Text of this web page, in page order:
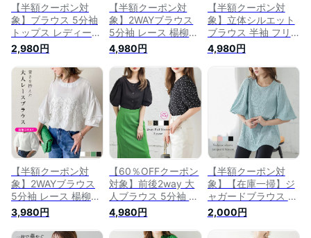
【半額クーポン対
象】ブラウス 5分袖
トップス レディース
おすすめ おしゃれ
ブラック フリーサイ
ズ メール便 2023春
夏新作 【lstp302-
342】【即納：1-5営
業日】【送料無料】
メ込1
2,980円
【半額クーポン対
象】2WAYブラウス
5分袖 レース 楊柳生
地 トップス レディ
ース おすすめ おし
ゃれ ブラック フリ
ーサイズ メール便
2026春夏
【lstp302-44f】
【即納：1-5営業
日】【送料無料】ヤ
込1
4,980円
【半額クーポン対
象】立体シルエット
ブラウス 半袖 フリ
ル トップス フラワ
ー柄 大人可愛い レ
ディース おすすめ
おしゃれ ブラック
フリーサイズ メール
便 2026春夏
【lstp302-71f】【即
納：1-5営業日】
【送料無料】メ込2
4,980円
【半額クーポン対
象】2WAYブラウス
5分袖 レース 楊柳生
地 トップスおすすめ
おしゃれ ブラック
フリーサイズ メール
3,980円
【60％OFFクーポン
対象】前後2way 大
人ブラウス 5分袖 雰
囲気 フェミニントッ
プス レディース お
すすめ おしゃれ メ
4,980円
【半額クーポン対
象】【在庫一掃】ジ
ャガードブラウス ボ
リュームスリーブ 5
分袖 ぽわん袖 トッ
プス 大人 上品 レデ
2,000円